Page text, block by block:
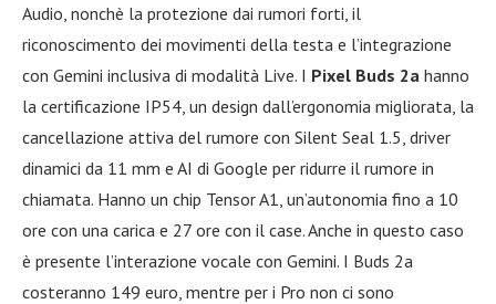
Audio, nonchè la protezione dai rumori forti, il
riconoscimento dei movimenti della testa e l’integrazione
con Gemini inclusiva di modalità Live. I Pixel Buds 2a hanno
la certificazione IP54, un design dall’ergonomia migliorata, la
cancellazione attiva del rumore con Silent Seal 1.5, driver
dinamici da 11 mm e AI di Google per ridurre il rumore in
chiamata. Hanno un chip Tensor A1, un’autonomia fino a 10
ore con una carica e 27 ore con il case. Anche in questo caso
è presente l’interazione vocale con Gemini. I Buds 2a
costeranno 149 euro, mentre per i Pro non ci sono